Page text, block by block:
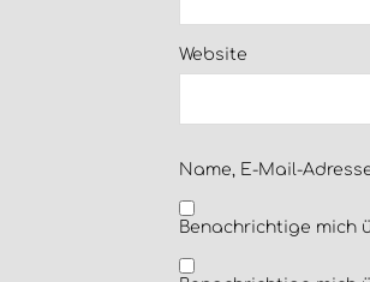
Website
Name, E-Mail-
Benachrichtige mich